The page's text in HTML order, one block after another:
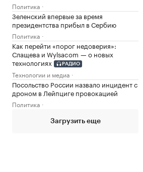
Политика
Зеленский впервые за время
президентства прибыл в Сербию
Политика
Как перейти «порог недоверия»:
Слащева и Wylsacom — о новых
технологиях
РАДИО
Технологии и медиа
Посольство России назвало инцидент с
дроном в Лейпциге провокацией
Политика
Загрузить еще